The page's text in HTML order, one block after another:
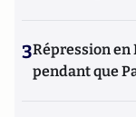
3Répression en
pendant que